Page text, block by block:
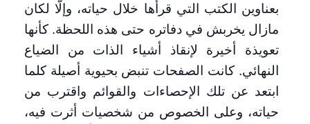
بعناوين الكتب التي قرأها خلال حياته، وإلّا لكان
مازال يخربش في دفاتره حتى هذه اللحظة. كأنها
تعويذة أخيرة لإنقاذ أشياء الذات من الضياع
النهائي. كانت الصفحات تنبض بحيوية أصيلة كلما
ابتعد عن تلك الإحصاءات والقوائم واقترب من
حياته، وعلى الخصوص من شخصيات أثرت فيه،